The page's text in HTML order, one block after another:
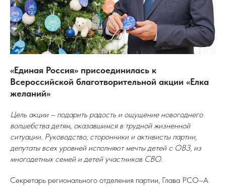
«Единая Россия» присоединилась к
Всероссийской благотворительной акции «Елка
желаний»
Цель акции – подарить радость и ощущение новогоднего
волшебства детям, оказавшимся в трудной жизненной
ситуации. Руководство, сторонники и активисты партии,
депутаты всех уровней исполняют мечты детей с ОВЗ, из
многодетных семей и детей участников СВО.
Секретарь регионального отделения партии, Глава РСО–А